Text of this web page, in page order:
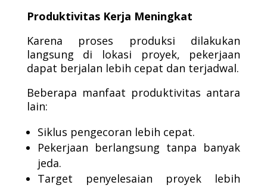
Produktivitas Kerja Meningkat
Karena proses produksi dilakukan
langsung di lokasi proyek, pekerjaan
dapat berjalan lebih cepat dan terjadwal.
Beberapa manfaat produktivitas antara
lain:
Siklus pengecoran lebih cepat.
Pekerjaan berlangsung tanpa banyak
jeda.
Target penyelesaian proyek lebih